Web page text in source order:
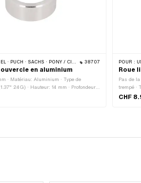
· SACHS · PONY / CILO (BÊTA 521 & 512) 38707
en aluminium
· Matériau: Aluminium · Type de
24G) · Hauteur: 14 mm · Profondeur
POUR :
Roue
Pas de
trempé ·
dents: 18
CHF